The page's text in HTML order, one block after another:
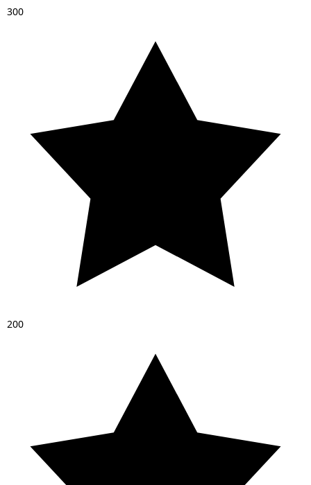
300
200